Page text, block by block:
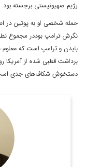
رژیم صهیونیستی برجسته بود.
حمله شخصی او به پوتین در
نگرش ترامپ بوددر مجموع نطق
بایدن و ترامپ است که
برداشت قطبی شده از آمریکا
دستخوش شکاف‌های جدی
رئیس پیشین مرکز
خارجه، دیپلمات
هیئت علمی